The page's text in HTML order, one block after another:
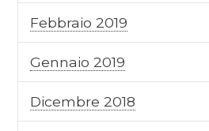
Febbraio 2019
Gennaio 2019
Dicembre 2018